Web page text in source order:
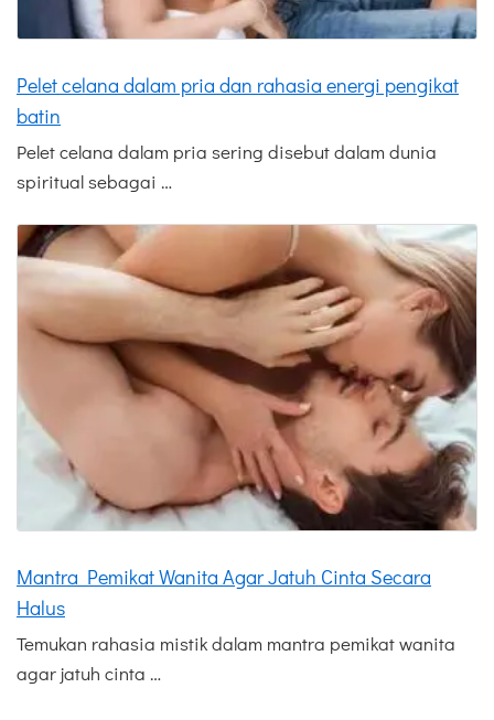
Pelet celana dalam pria dan rahasia energi pengikat
batin
Pelet celana dalam pria sering disebut dalam dunia
spiritual sebagai …
Mantra Pemikat Wanita Agar Jatuh Cinta Secara
Halus
Temukan rahasia mistik dalam mantra pemikat wanita
agar jatuh cinta …